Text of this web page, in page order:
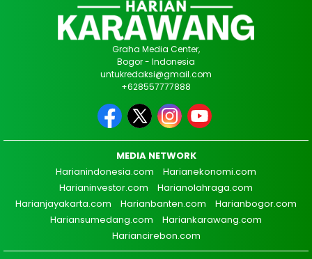
Graha Media Center,
Bogor - Indonesia
untukredaksi@gmail.com
+628557777888
MEDIA NETWORK
Harianindonesia.com
Harianekonomi.com
Harianinvestor.com
Harianolahraga.com
Harianjayakarta.com
Harianbanten.com
Harianbogor.com
Hariansumedang.com
Hariankarawang.com
Hariancirebon.com